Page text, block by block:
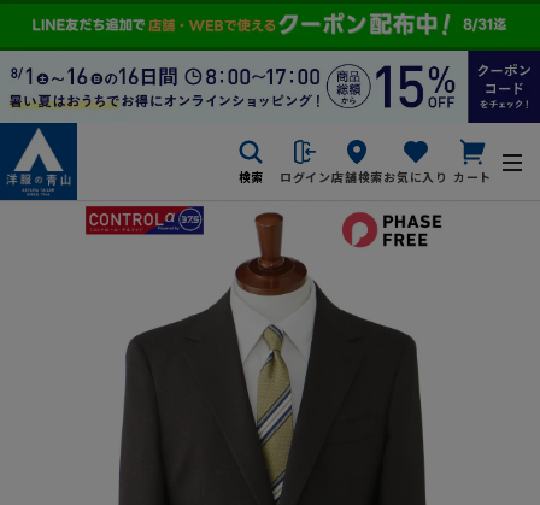
検索 ログイン店舗検索お気に入り カート